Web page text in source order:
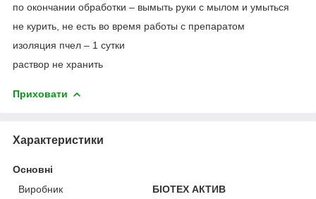
по окончании обработки – вымыть руки с мылом и умыться
не курить, не есть во время работы с препаратом
изоляция пчел – 1 сутки
раствор не хранить
Приховати
Характеристики
Основні
Виробник
БІОТЕХ АКТИВ